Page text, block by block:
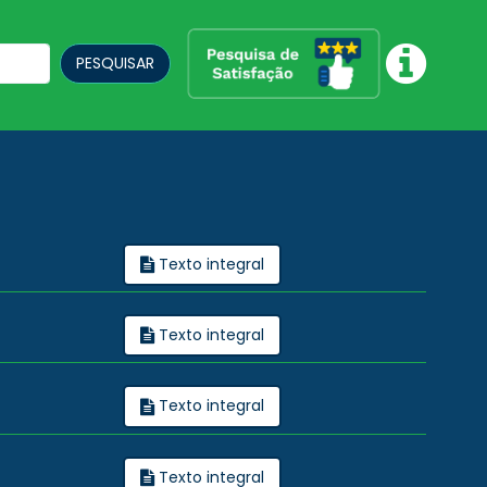
PESQUISAR
Texto integral
Texto integral
Texto integral
Texto integral